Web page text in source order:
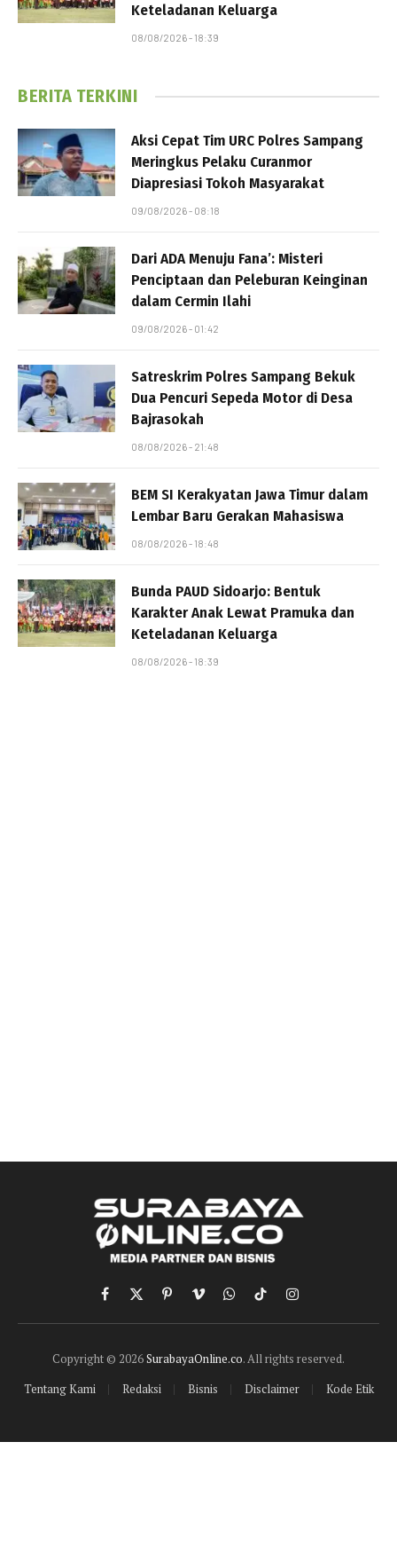
Keteladanan Keluarga
08/08/2026 - 18:39
BERITA TERKINI
Aksi Cepat Tim URC Polres Sampang
Meringkus Pelaku Curanmor
Diapresiasi Tokoh Masyarakat
09/08/2026 - 08:18
Dari ADA Menuju Fana’: Misteri
Penciptaan dan Peleburan Keinginan
dalam Cermin Ilahi
09/08/2026 - 01:42
Satreskrim Polres Sampang Bekuk
Dua Pencuri Sepeda Motor di Desa
Bajrasokah
08/08/2026 - 21:48
BEM SI Kerakyatan Jawa Timur dalam
Lembar Baru Gerakan Mahasiswa
08/08/2026 - 18:48
Bunda PAUD Sidoarjo: Bentuk
Karakter Anak Lewat Pramuka dan
Keteladanan Keluarga
08/08/2026 - 18:39
Facebook
X
(Twitter)
PinterestVimeoWhatsApp
TikTokInstagram
Copyright © 2026SurabayaOnline.co. All rights reserved.
Tentang Kami
Redaksi Bisnis Disclaimer Kode Etik